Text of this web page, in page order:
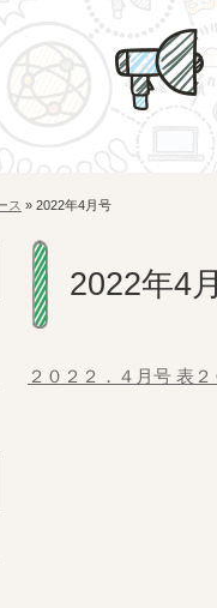
ス » 2022年4月号
2022年4
２０２２．４月号 表